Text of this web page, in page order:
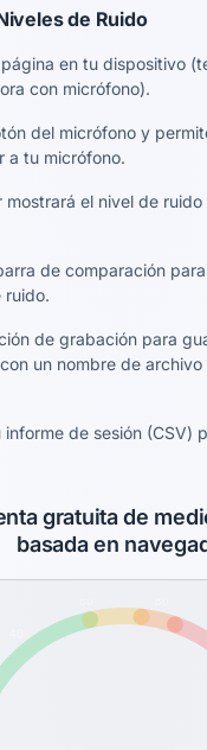
de Ruido
en tu dispositivo
con micrófono).
del micrófono y
a tu micrófono.
mostrará el nivel de
de comparación
ruido.
de grabación para
un nombre de
informe de sesión (CSV)
gratuita de
basada en